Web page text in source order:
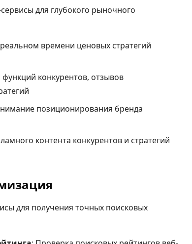
для глубокого рыночного
времени ценовых стратегий
конкурентов, отзывов
позиционирования бренда
контента конкурентов и стратегий
для получения точных поисковых